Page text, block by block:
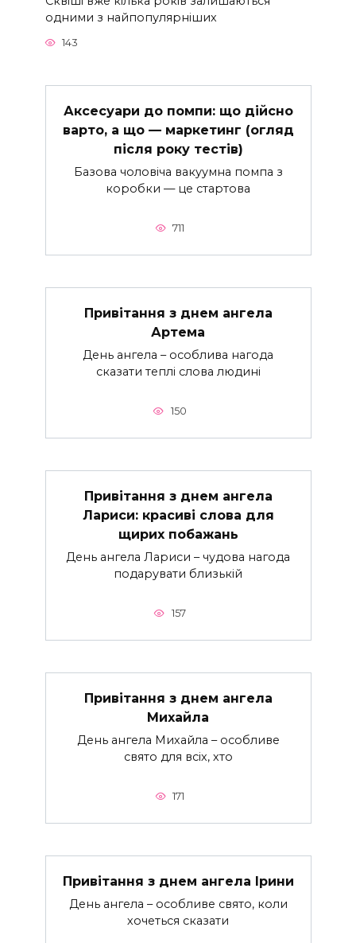
одними з найпопулярніших
143
Аксесуари до помпи: що дійсно
варто, а що — маркетинг (огляд
після року тестів)
Базова чоловіча вакуумна помпа з
коробки — це стартова
711
Привітання з днем ангела
Артема
День ангела – особлива нагода
сказати теплі слова людині
150
Привітання з днем ангела
Лариси: красиві слова для
щирих побажань
День ангела Лариси – чудова нагода
подарувати близькій
157
Привітання з днем ангела
Михайла
День ангела Михайла – особливе
свято для всіх, хто
171
Привітання з днем ангела Ірини
День ангела – особливе свято, коли
хочеться сказати